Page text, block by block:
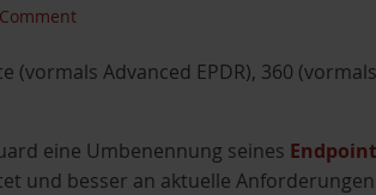
Comment
Advanced EPDR), 360
eine Umbenennung seines
und besser an aktuelle